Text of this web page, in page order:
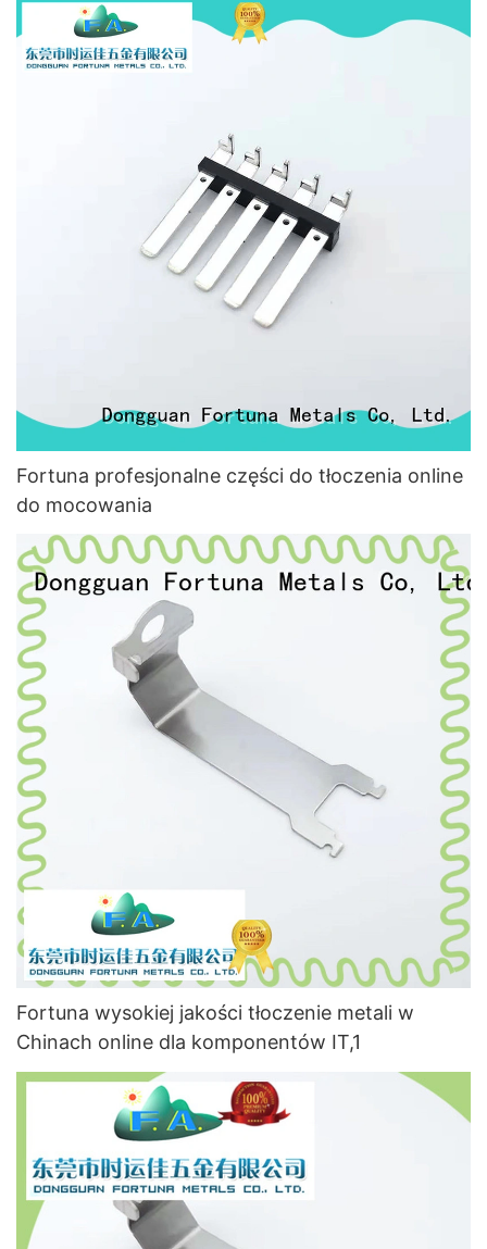
Fortuna profesjonalne części do tłoczenia online
do mocowania
Fortuna wysokiej jakości tłoczenie metali w
Chinach online dla komponentów IT,1